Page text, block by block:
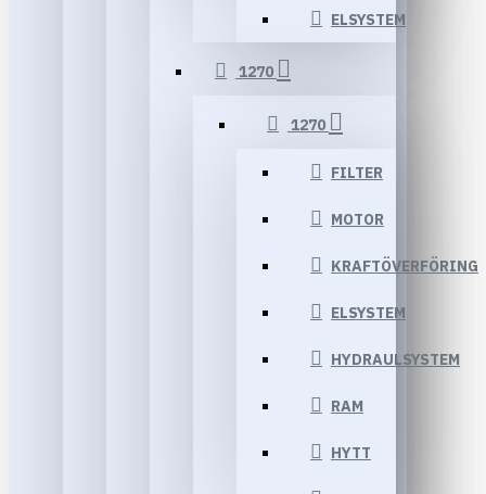
ELSYSTEM
1270
1270
FILTER
MOTOR
KRAFTÖVERFÖRING
ELSYSTEM
HYDRAULSYSTEM
RAM
HYTT